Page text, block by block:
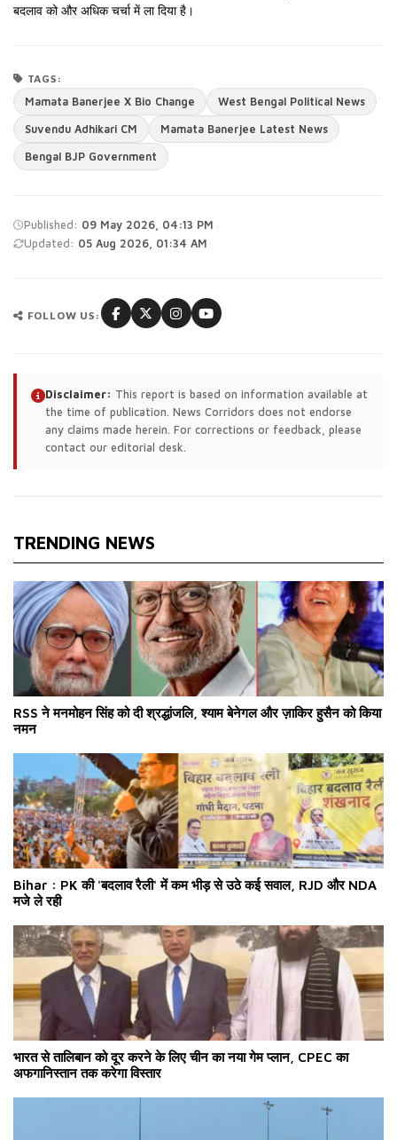
बदलाव को और अधिक चर्चा में ला दिया है।
TAGS:
Mamata Banerjee X Bio Change
West Bengal Political News
Suvendu Adhikari CM Mamata Banerjee Latest News
Bengal BJP Government
Published: 09 May 2026, 04:13 PM ·
Updated: 05 Aug 2026, 01:34 AM
FOLLOW US:
Disclaimer: This report is based on information available at
the time of publication. News Corridors does not endorse
any claims made herein. For corrections or feedback, please
contact our editorial desk.
TRENDING NEWS
RSS ने मनमोहन सिंह को दी श्रद्धांजलि, श्याम बेनेगल और ज़ाकिर हुसैन को किया
नमन
Bihar : PK की 'बदलाव रैली' में कम भीड़ से उठे कई सवाल, RJD और NDA
मजे ले रही
भारत से तालिबान को दूर करने के लिए चीन का नया गेम प्लान, CPEC का
अफगानिस्तान तक करेगा विस्तार